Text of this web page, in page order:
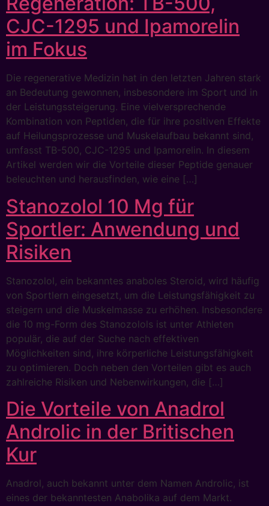
CJC-1295 und Ipamorelin
im Fokus
Die regenerative Medizin hat in den letzten Jahren stark
an Bedeutung gewonnen, insbesondere im Sport und in
der Leistungssteigerung. Eine vielversprechende
Kombination von Peptiden, die für ihre positiven Effekte
auf Heilungsprozesse und Muskelaufbau bekannt sind,
umfasst TB-500, CJC-1295 und Ipamorelin. In diesem
Artikel werden wir die Vorteile dieser Peptide genauer
beleuchten und herausfinden, wie eine […]
Stanozolol 10 Mg für
Sportler: Anwendung und
Risiken
Stanozolol, ein bekanntes anaboles Steroid, wird häufig
von Sportlern eingesetzt, um die Leistungsfähigkeit zu
steigern und die Muskelmasse zu erhöhen. Insbesondere
die 10 mg-Form des Stanozolols ist unter Athleten
populär, die auf der Suche nach effektiven
Möglichkeiten sind, ihre körperliche Leistungsfähigkeit
zu optimieren. Doch neben den Vorteilen gibt es auch
zahlreiche Risiken und Nebenwirkungen, die […]
Die Vorteile von Anadrol
Androlic in der Britischen
Kur
Anadrol, auch bekannt unter dem Namen Androlic, ist
eines der bekanntesten Anabolika auf dem Markt.